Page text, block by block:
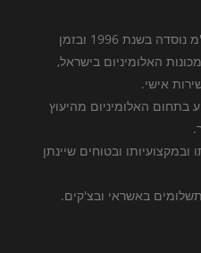
חברת "שלי סחר ושירותים" בע"מ נוסדה בשנת 1996 ובזמן
האלומיניום בישראל,
אישי.
בתחום האלומיניום מהיעוץ
ובמקצועיותו ובטוחים שיינתן
באשראי ובצ'קים.